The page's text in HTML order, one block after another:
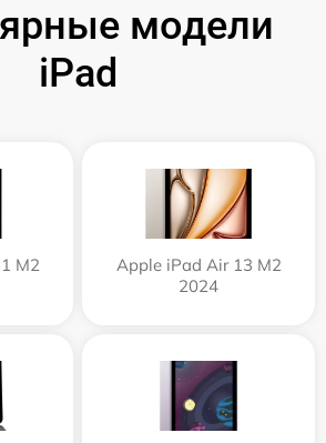
модели
iPad
M2
Apple iPad Air 13 M2
2024